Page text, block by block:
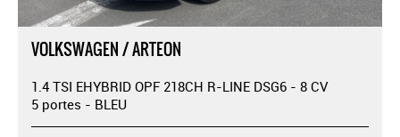
VOLKSWAGEN / ARTEON
1.4 TSI EHYBRID OPF 218CH R-LINE DSG6 - 8 CV
5 portes - BLEU